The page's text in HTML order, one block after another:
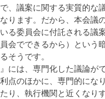
、議案に関する実質的な
ります。だから、本会議
る委員会に付託される議
会でできるから）という
そうです。
』には、専門化した議論が
点のほかに、専門的にな
り、執行機関と近くなり